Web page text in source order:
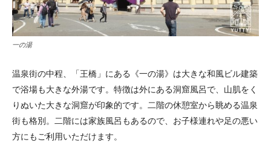
一の湯
温泉街の中程、「王橋」にある《一の湯》は大きな和風ビル建築
で浴場も大きな外湯です。特徴は外にある洞窟風呂で、山肌をく
りぬいた大きな洞窟が印象的です。二階の休憩室から眺める温泉
街も格別。二階には家族風呂もあるので、お子様連れや足の悪い
方にもご利用いただけます。